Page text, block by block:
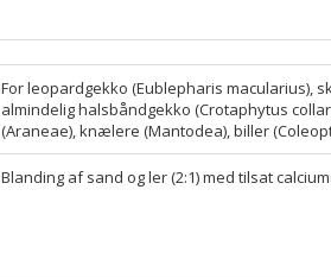
For leopardgekko (Eublepharis macularius),
almindelig halsbåndgekko (Crotaphytus
(Araneae), knælere (Mantodea), biller
Blanding af sand og ler (2:1) med tilsat